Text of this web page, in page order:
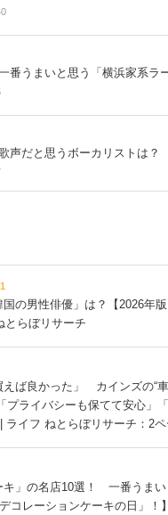
番うまいと思う「横浜家系ラ
声だと思うボーカリストは？
の男性俳優」は？【2026年
とらぼリサーチ
えば良かった」 カインズの“
ライバシーも保てて安心」
ライフ ねとらぼリサーチ：2ペ
キ」の名店10選！ 一番うまい
デコレーションケーキの日」！